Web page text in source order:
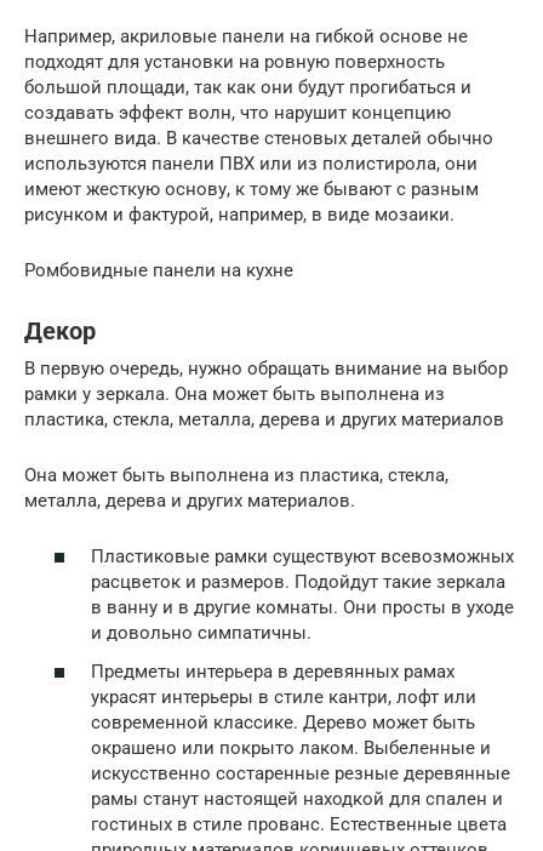
Например, акриловые панели на гибкой основе не
подходят для установки на ровную поверхность
большой площади, так как они будут прогибаться и
создавать эффект волн, что нарушит концепцию
внешнего вида. В качестве стеновых деталей обычно
используются панели ПВХ или из полистирола, они
имеют жесткую основу, к тому же бывают с разным
рисунком и фактурой, например, в виде мозаики.
Ромбовидные панели на кухне
Декор
В первую очередь, нужно обращать внимание на выбор
рамки у зеркала. Она может быть выполнена из
пластика, стекла, металла, дерева и других материалов
Она может быть выполнена из пластика, стекла,
металла, дерева и других материалов.
Пластиковые рамки существуют всевозможных
расцветок и размеров. Подойдут такие зеркала
в ванну и в другие комнаты. Они просты в уходе
и довольно симпатичны.
Предметы интерьера в деревянных рамах
украсят интерьеры в стиле кантри, лофт или
современной классике. Дерево может быть
окрашено или покрыто лаком. Выбеленные и
искусственно состаренные резные деревянные
рамы станут настоящей находкой для спален и
гостиных в стиле прованс. Естественные цвета